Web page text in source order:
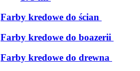
Farby kredowe do ścian
Farby kredowe do boazerii
Farby kredowe do drewna